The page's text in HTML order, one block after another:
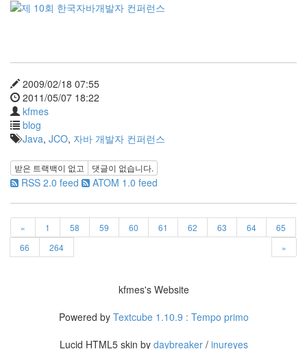
2009/02/18 07:55
2011/05/07 18:22
kfmes
blog
Java, JCO, 자바 개발자 컨퍼런스
받은 트랙백이 없고 댓글이 없습니다.
RSS 2.0 feed ATOM 1.0 feed
« 1 58 59 60 61 62 63 64
65
66
264 »
Java
자
테
온
모
델
전
기
차
ACECOMBAT
kfmes's Website
Powered by Textcube 1.10.9 : Tempo primo
Lucid HTML5 skin by daybreaker/ inureyes